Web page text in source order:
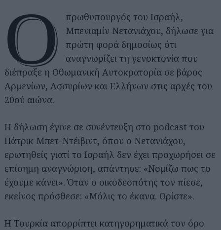
Ο
πρωθυπουργός του Ισραήλ,
Μπενιαμίν Νετανιάχου, δήλωσε για
πρώτη φορά δημοσίως ότι
αναγνωρίζει τη γενοκτονία που
διέπραξε η Οθωμανική Αυτοκρατορία σε βάρος
Αρμενίων, Ασσυρίων και Ελλήνων στις αρχές του
20ού αιώνα.
Η δήλωση έγινε σε συνέντευξη στο podcast του
Πάτρικ Μπετ-Ντέιβιντ, όπου ο Νετανιάχου,
ερωτηθείς γιατί το Ισραήλ δεν έχει προχωρήσει σε
επίσημη αναγνώριση, απάντησε: «Νομίζω πως το
έχουμε κάνει». Όταν ο οικοδεσπότης τον πίεσε,
εκείνος πρόσθεσε: «Μόλις το έκανα. Ορίστε».
Η Τουρκία απορρίπτει κατηγορηματικά τον όρο